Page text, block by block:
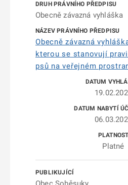
Obecně závazná vyhláška
Obecně závazná
kterou se stanovují
psů na veřejném
Platné